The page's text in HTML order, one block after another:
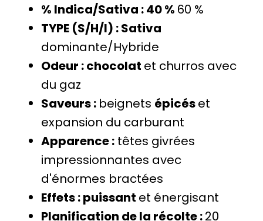
% Indica/Sativa : 40 % 60 %
TYPE (S/H/I) : Sativa
dominante/Hybride
Odeur : chocolat et churros avec
du gaz
Saveurs : beignets épicéset
expansion du carburant
Apparence :têtes givrées
impressionnantes avec
d'énormes bractées
Effets : puissant et énergisant
Planification de la récolte :20